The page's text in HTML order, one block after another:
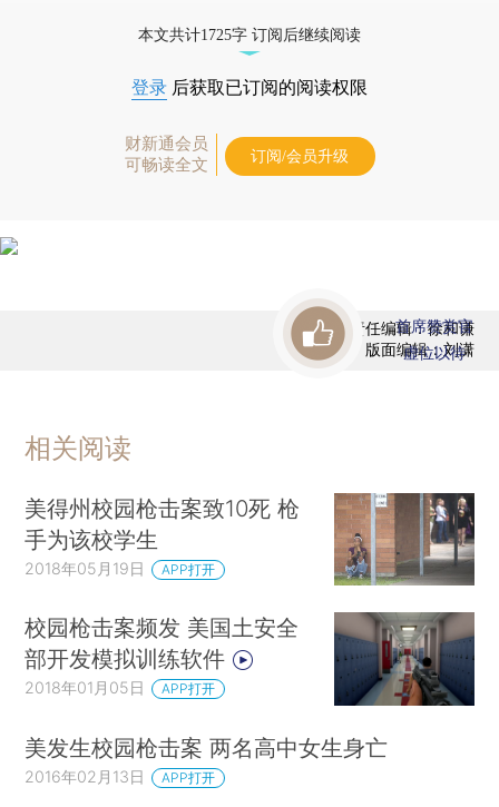
本文共计1725字 订阅后继续阅读
登录 后获取已订阅的阅读权限
财新通会员
可畅读全文
订阅/会员升级
责任编辑：徐和谦
版面编辑：刘潇
首席赞赏官
虚位以待
相关阅读
美得州校园枪击案致10死 枪
手为该校学生
2018年05月19日 APP打开
校园枪击案频发 美国土安全
部开发模拟训练软件
2018年01月05日 APP打开
美发生校园枪击案 两名高中女生身亡
2016年02月13日 APP打开